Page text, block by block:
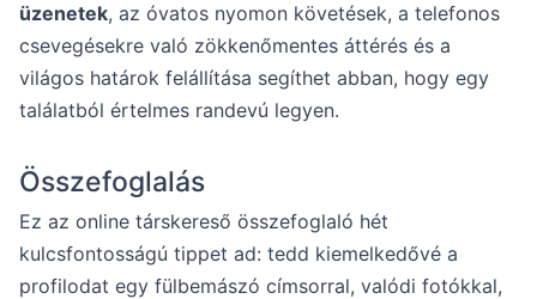
üzenetek, az óvatos nyomon követések, a telefonos
csevegésekre való zökkenőmentes áttérés és a
világos határok felállítása segíthet abban, hogy egy
találatból értelmes randevú legyen.
Összefoglalás
Ez az online társkereső összefoglaló hét
kulcsfontosságú tippet ad: tedd kiemelkedővé a
profilodat egy fülbemászó címsorral, valódi fotókkal,